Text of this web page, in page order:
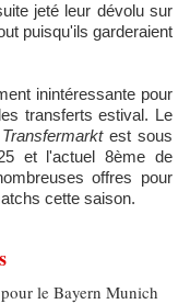
jeté leur dévolu sur
puisqu'ils garderaient
inintéressante pour
transferts estival. Le
Transfermarktest sous
et l'actuel 8ème de
offres pour
cette saison.
le Bayern Munich